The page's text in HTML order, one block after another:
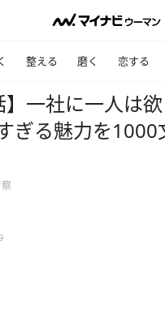
整える 磨く 恋する
】一社に一人は
ぎる魅力を1000